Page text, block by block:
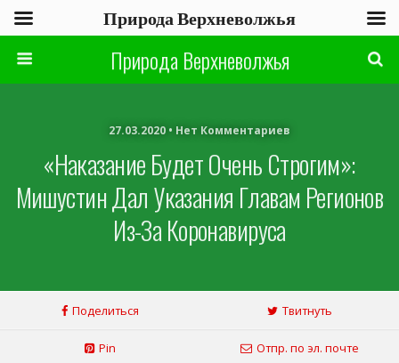
Природа Верхневолжья
27.03.2020 • Нет Комментариев
«Наказание Будет Очень Строгим»:
Мишустин Дал Указания Главам Регионов
Из-За Коронавируса
Поделиться Твитнуть
Pin Отпр. по эл. почте
Природа Верхневолжья